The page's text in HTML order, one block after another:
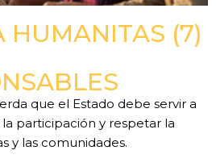
HUMANITAS (7)
que el Estado debe servir a
participación y respetar la
y las comunidades.